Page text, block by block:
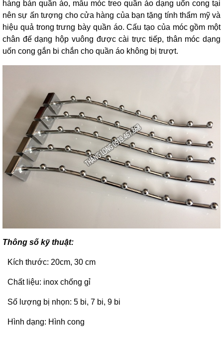
hàng bán quần áo, mẫu móc treo quần áo dạng uốn cong tại
nên sự ấn tượng cho cửa hàng của bạn tặng tính thẩm mỹ và
hiệu quả trong trưng bày quần áo. Cấu tạo của móc gồm một
chân đế dạng hộp vuông được cài trực tiếp, thân móc dạng
uốn cong gắn bi chắn cho quần áo không bị trượt.
Thông số kỹ thuật:
Kích thước: 20cm, 30 cm
Chất liệu: inox chống gỉ
Số lượng bị nhọn: 5 bi, 7 bi, 9 bi
Hình dạng: Hình cong